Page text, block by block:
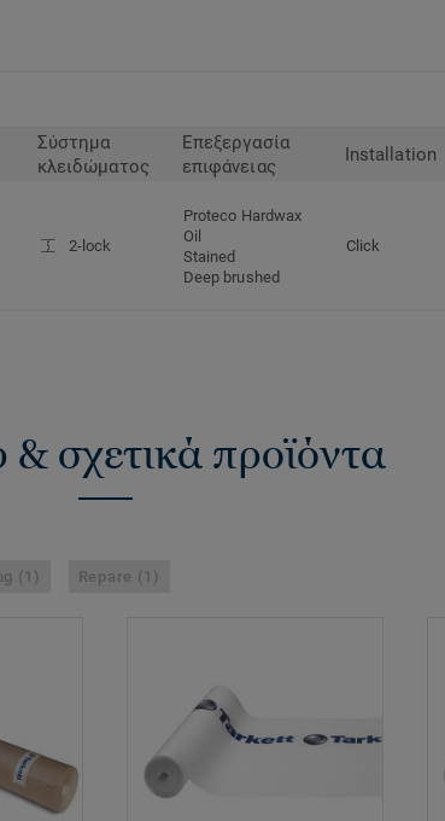
Σύστημα
κλειδώματος
Επεξεργασία
επιφάνειας
Installation
2-lock
Proteco Hardwax
Oil
Stained
Deep brushed
Click
σχετικά προϊόντα
(1) Repare (1)